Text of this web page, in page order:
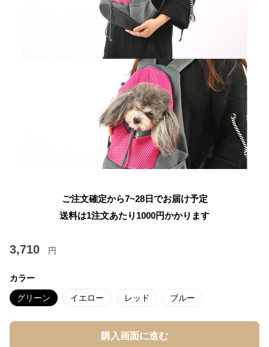
ご注文確定から7~28日でお届け予定
送料は1注文あたり 1000円かかります
3,710 円
カラー
グリーン イエロー レッド ブルー
購入画面に進む